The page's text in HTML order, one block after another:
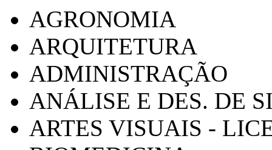
AGRONOMIA
ARQUITETURA
ADMINISTRAÇÃO
ANÁLISE E DES. DE
ARTES VISUAIS -